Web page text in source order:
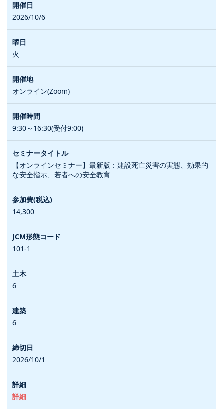
2026/10/6
火
オンライン(Zoom)
9:30～16:30(受付9:00)
【オンラインセミナー】最新版：建設死亡災害の実態、効果的
な安全指示、若者への安全教育
14,300
101-1
6
6
2026/10/1
詳細